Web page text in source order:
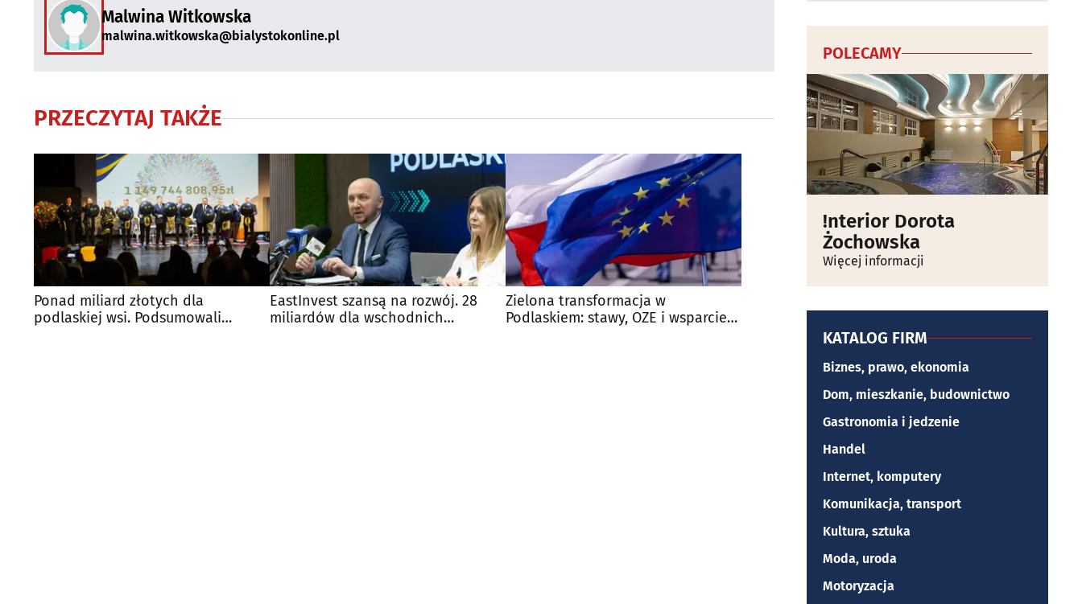
Malwina Witkowska
malwina.witkowska@bialystokonline.pl
PRZECZYTAJ TAKŻE
Ponad miliard złotych dla
podlaskiej wsi. Podsumowali
EastInvest szansą na rozwój. 28
miliardów dla wschodnich
Zielona transformacja w
Podlaskiem: stawy, OZE i wsparcie
POLECAMY
!nterior Dorota
Żochowska
Więcej informacji
KATALOG FIRM
Biznes, prawo, ekonomia
Dom, mieszkanie, budownictwo
Gastronomia i jedzenie
Handel
Internet, komputery
Komunikacja, transport
Kultura, sztuka
Moda, uroda
Motoryzacja